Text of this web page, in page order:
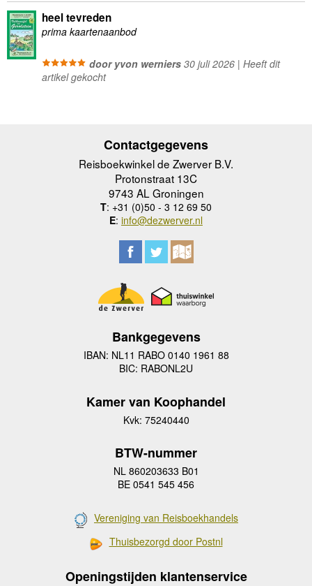
heel tevreden
prima kaartenaanbod
door yvon werniers30 juli 2026 | Heeft dit
artikel gekocht
Contactgegevens
Reisboekwinkel de Zwerver B.V.
Protonstraat 13C
9743 AL Groningen
T: +31 (0)50 - 3 12 69 50
E: info@dezwerver.nl
Bankgegevens
IBAN: NL11 RABO 0140 1961 88
BIC: RABONL2U
Kamer van Koophandel
Kvk: 75240440
BTW-nummer
NL 860203633 B01
BE 0541 545 456
Vereniging van Reisboekhandels
Thuisbezorgd door Postnl
Openingstijden klantenservice